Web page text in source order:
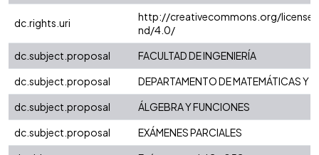
dc.rights.uri
http://creativecommons.org/
nd/4.0/
dc.subject.proposal
FACULTAD DE INGENIERÍA
dc.subject.proposal
DEPARTAMENTO DE MATEMÁTICAS Y
dc.subject.proposal
ÁLGEBRA Y FUNCIONES
dc.subject.proposal
EXÁMENES PARCIALES